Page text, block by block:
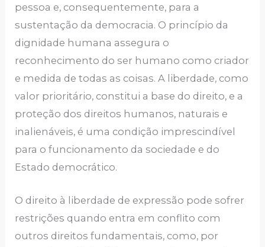
pessoa e, consequentemente, para a
sustentação da democracia. O princípio da
dignidade humana assegura o
reconhecimento do ser humano como criador
e medida de todas as coisas. A liberdade, como
valor prioritário, constitui a base do direito, e a
proteção dos direitos humanos, naturais e
inalienáveis, é uma condição imprescindível
para o funcionamento da sociedade e do
Estado democrático.
O direito à liberdade de expressão pode sofrer
restrições quando entra em conflito com
outros direitos fundamentais, como, por